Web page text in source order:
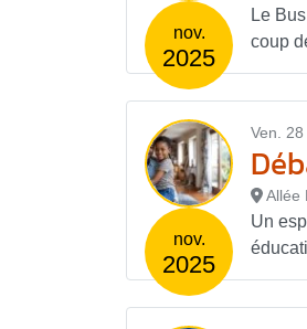
nov.
2025
Le
coup
nov.
2025
Ven.
Allée
Un